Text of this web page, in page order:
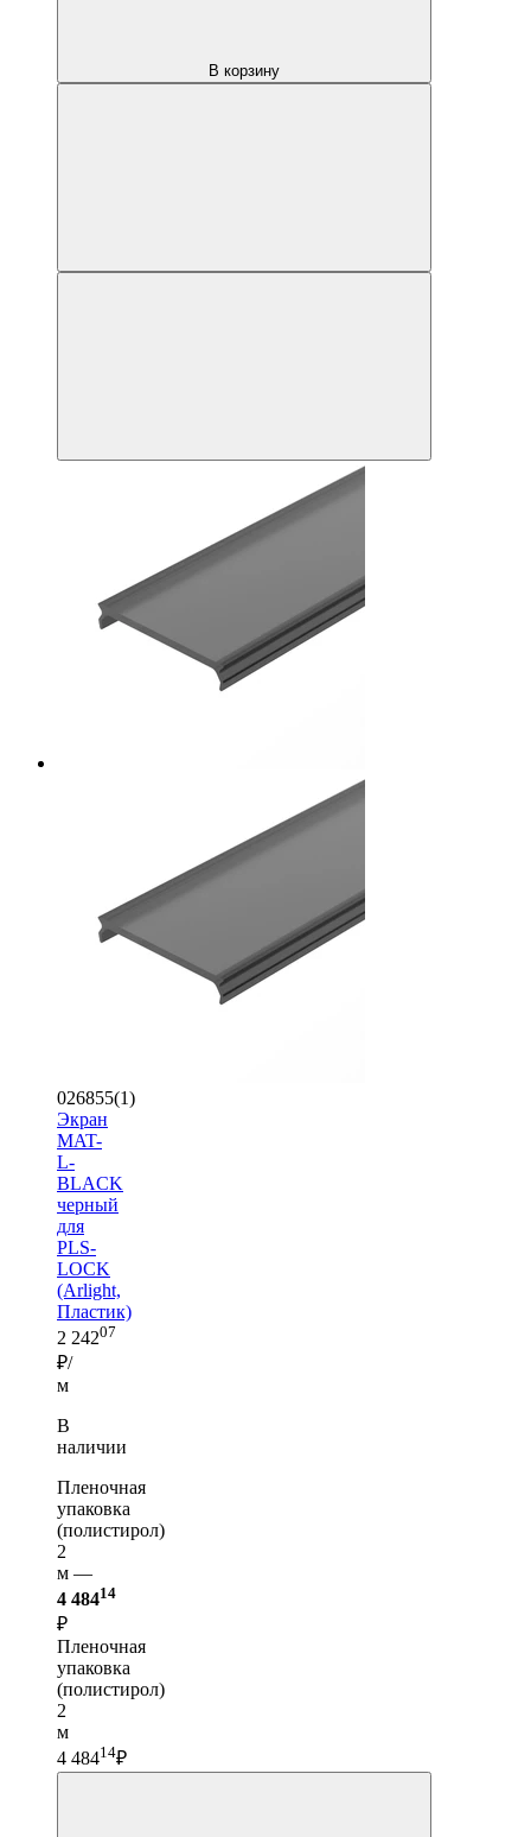
В корзину
026855(1)
Экран
MAT-
L-
BLACK
черный
для
PLS-
LOCK
(Arlight,
Пластик)
2 24207
₽/
м
В
наличии
Пленочная
упаковка
(полистирол)
2
м —
4 48414
₽
Пленочная
упаковка
(полистирол)
2
м
4 48414₽